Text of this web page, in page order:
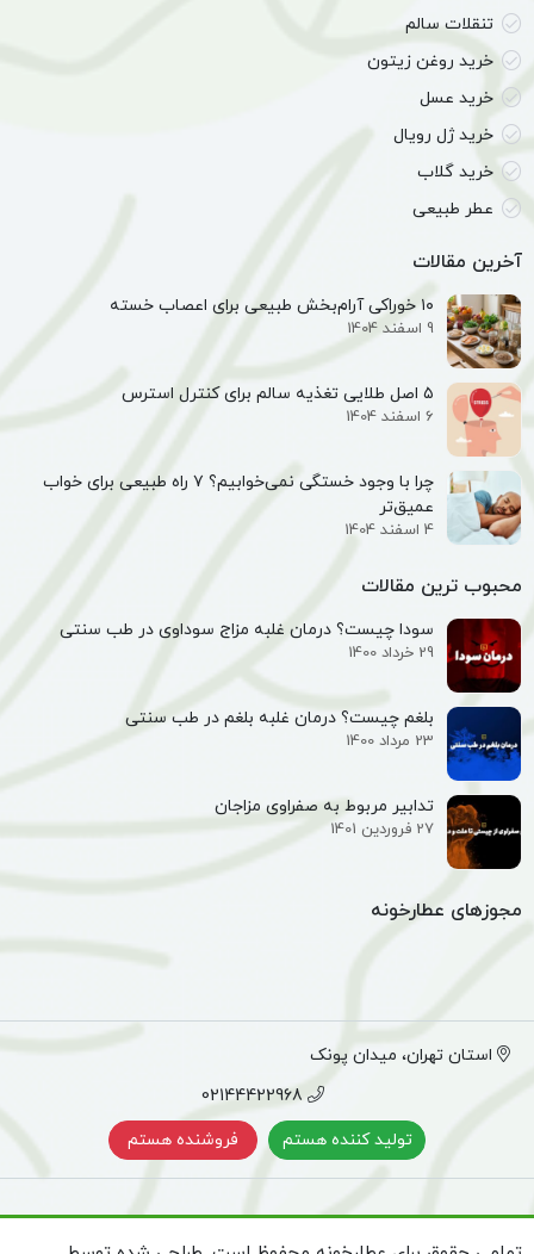
تنقلات سالم
خرید روغن زیتون
خرید عسل
خرید ژل رویال
خرید گلاب
عطر طبیعی
آخرین مقالات
۱۰ خوراکی آرام‌بخش طبیعی برای اعصاب خسته
9 اسفند 1404
۵ اصل طلایی تغذیه سالم برای کنترل استرس
6 اسفند 1404
چرا با وجود خستگی نمی‌خوابیم؟ ۷ راه طبیعی برای خواب
عمیق‌تر
4 اسفند 1404
محبوب ترین مقالات
سودا چیست؟ درمان غلبه مزاج سوداوی در طب سنتی
29 خرداد 1400
بلغم چیست؟ درمان غلبه بلغم در طب سنتی
23 مرداد 1400
تدابیر مربوط به صفراوی مزاجان
27 فروردین 1401
مجوزهای عطارخونه
استان تهران، میدان پونک
02144422968
تولید کننده هستم
فروشنده هستم